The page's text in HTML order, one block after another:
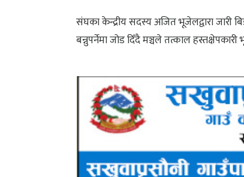
संघका केन्द्रीय सदस्य अजित भूजेलद्वारा जारी
बन्नुपर्नेमा जोड दिँदै मञ्चले तत्काल हस्तक्षेपकारी